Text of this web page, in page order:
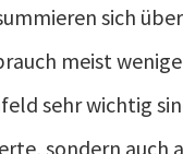
sich
meist
sehr wichtig
sondern auch